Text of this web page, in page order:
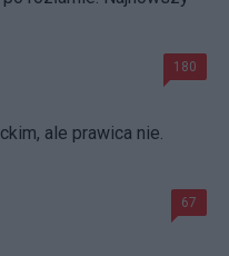
180
ale prawica nie.
67